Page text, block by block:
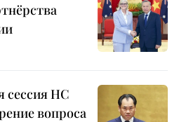
сессия НС
вопроса